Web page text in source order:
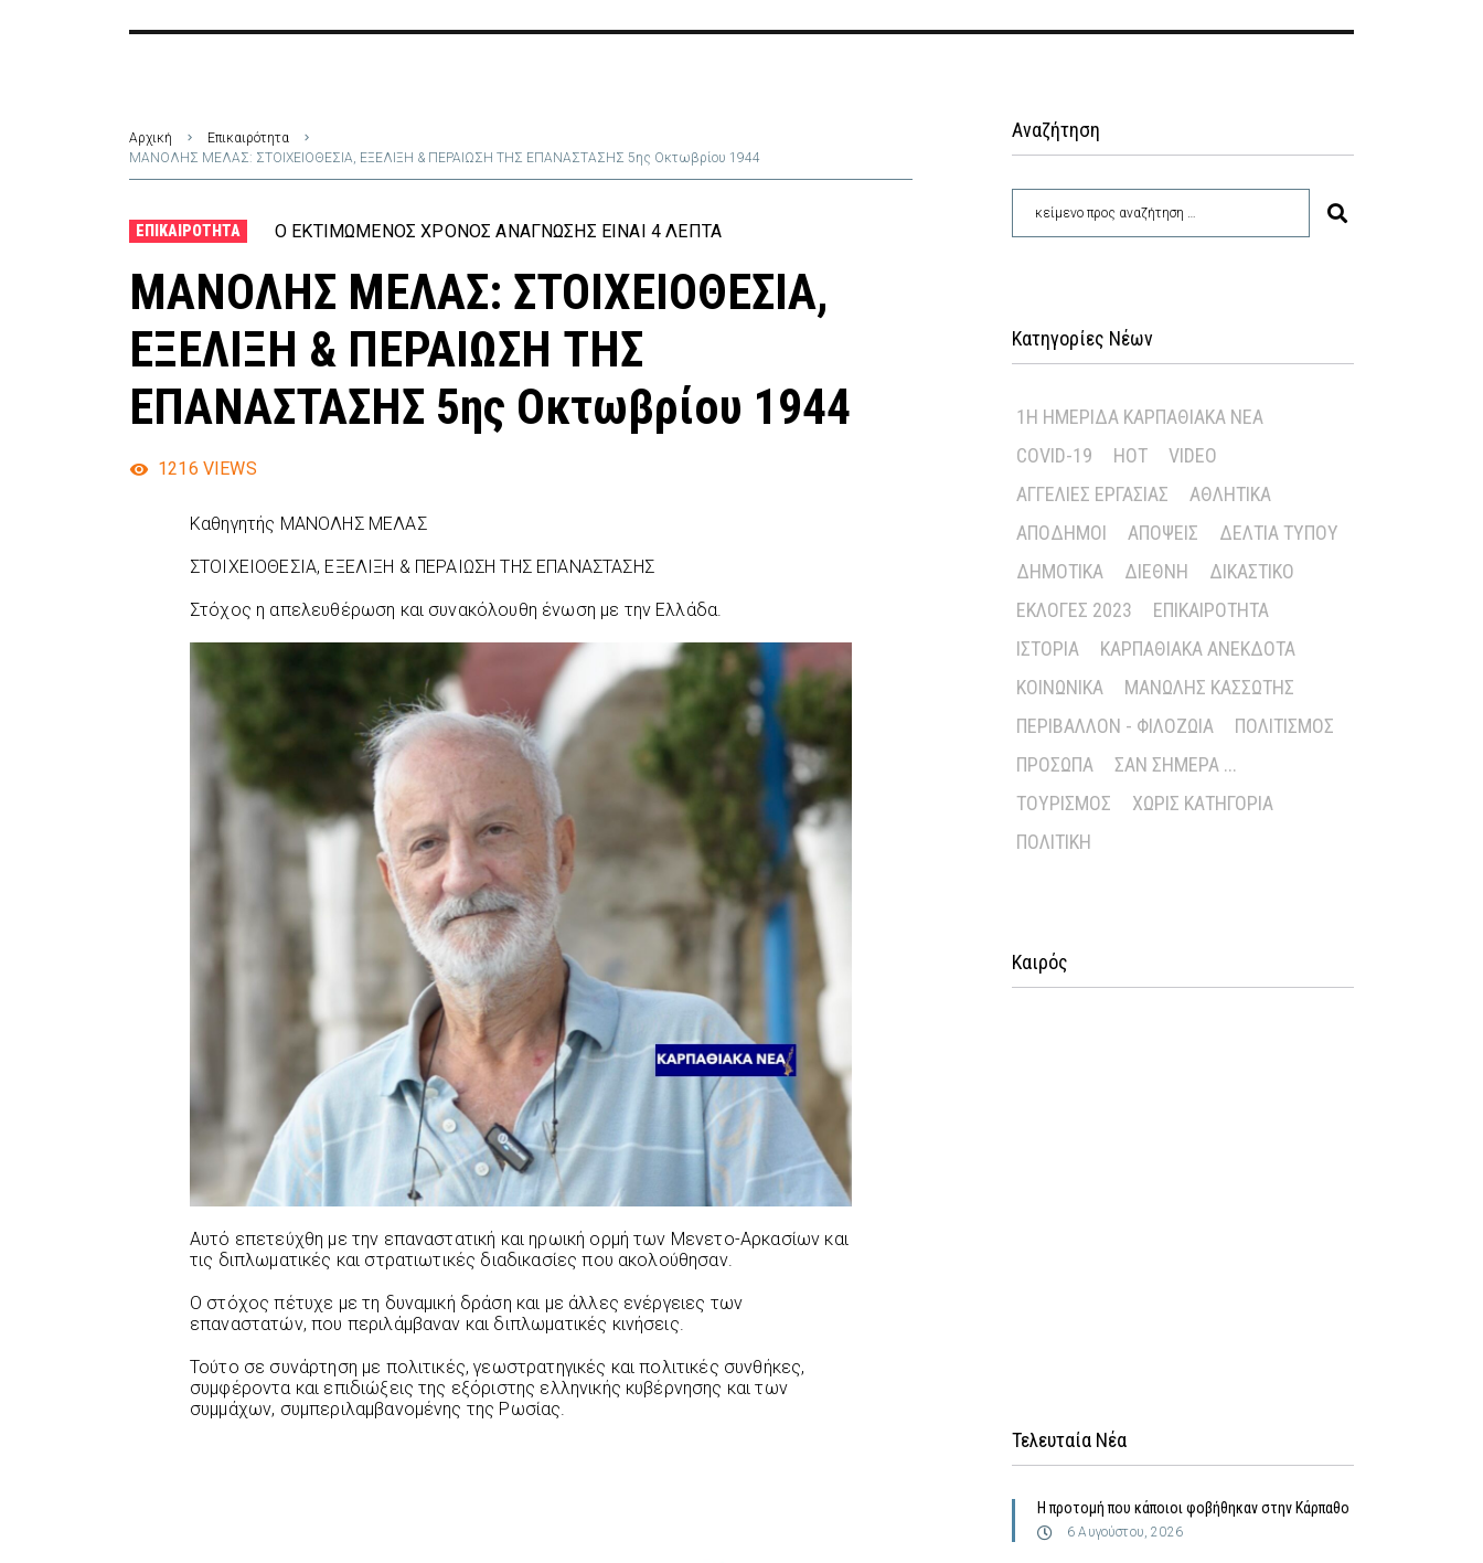
Αρχική
Επικαιρότητα
MΑΝΟΛΗΣ ΜΕΛΑΣ: ΣΤΟΙΧΕΙΟΘΕΣΙΑ, ΕΞΕΛΙΞΗ & ΠΕΡΑΙΩΣΗ ΤΗΣ ΕΠΑΝΑΣΤΑΣΗΣ 5ης Οκτωβρίου 1944
ΕΠΙΚΑΙΡΌΤΗΤΑ Ο ΕΚΤΙΜΏΜΕΝΟΣ ΧΡΌΝΟΣ ΑΝΆΓΝΩΣΗΣ ΕΊΝΑΙ 4 ΛΕΠΤΆ
MΑΝΟΛΗΣ ΜΕΛΑΣ: ΣΤΟΙΧΕΙΟΘΕΣΙΑ,
ΕΞΕΛΙΞΗ & ΠΕΡΑΙΩΣΗ ΤΗΣ
ΕΠΑΝΑΣΤΑΣΗΣ 5ης Οκτωβρίου 1944
1216 VIEWS
Καθηγητής MΑΝΟΛΗΣ ΜΕΛΑΣ
ΣΤΟΙΧΕΙΟΘΕΣΙΑ, ΕΞΕΛΙΞΗ & ΠΕΡΑΙΩΣΗ ΤΗΣ ΕΠΑΝΑΣΤΑΣΗΣ
Στόχος η απελευθέρωση και συνακόλουθη ένωση με την Ελλάδα.
Αυτό επετεύχθη με την επαναστατική και ηρωική ορμή των Μενετo-Αρκασίων και
τις διπλωματικές και στρατιωτικές διαδικασίες που ακολούθησαν.
Ο στόχος πέτυχε με τη δυναμική δράση και με άλλες ενέργειες των
επαναστατών, που περιλάμβαναν και διπλωματικές κινήσεις.
Τούτο σε συνάρτηση με πολιτικές, γεωστρατηγικές και πολιτικές συνθήκες,
συμφέροντα και επιδιώξεις της εξόριστης ελληνικής κυβέρνησης και των
συμμάχων, συμπεριλαμβανομένης της Ρωσίας.
Αναζήτηση
Κατηγορίες Νέων
1Η ΗΜΕΡΊΔΑ ΚΑΡΠΑΘΙΑΚΆ ΝΈΑ
COVID-19
HOT
VIDEO
ΑΓΓΕΛΊΕΣ ΕΡΓΑΣΊΑΣ
ΑΘΛΗΤΙΚΆ
ΑΠΌΔΗΜΟΙ
ΑΠΌΨΕΙΣ
ΔΕΛΤΊΑ ΤΎΠΟΥ
ΔΗΜΟΤΙΚΆ
ΔΙΕΘΝΉ
ΔΙΚΑΣΤΙΚΌ
ΕΚΛΟΓΈΣ 2023
ΕΠΙΚΑΙΡΌΤΗΤΑ
ΙΣΤΟΡΊΑ
ΚΑΡΠΑΘΙΑΚΆ ΑΝΈΚΔΟΤΑ
ΚΟΙΝΩΝΙΚΆ
ΜΑΝΏΛΗΣ ΚΑΣΣΏΤΗΣ
ΠΕΡΙΒΆΛΛΟΝ - ΦΙΛΟΖΩΊΑ
ΠΟΛΙΤΙΣΜΌΣ
ΠΡΌΣΩΠΑ
ΣΑΝ ΣΉΜΕΡΑ ...
ΤΟΥΡΙΣΜΌΣ
ΧΩΡΊΣ ΚΑΤΗΓΟΡΊΑ
ΠΟΛΙΤΙΚΉ
Καιρός
Τελευταία Νέα
Η προτομή που κάποιοι φοβήθηκαν στην Κάρπαθο
6 Αυγούστου, 2026